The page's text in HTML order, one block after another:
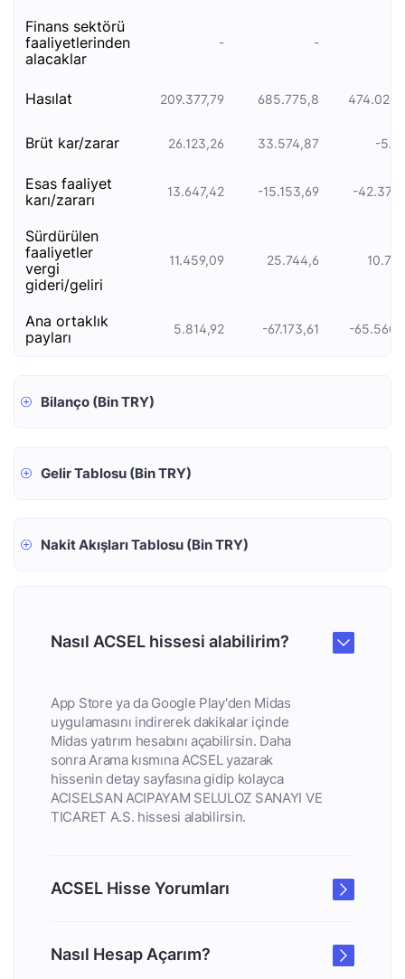
finans sektörü
faaliyetlerinden
alacaklar
- -
hasılat 209.377,79 685.775,8
brüt kar/zarar 26.123,26 33.574,87 -
esas faali̇yet
kari/zarari
13.647,42 -15.153,69 -
sürdürülen
faaliyetler
vergi
gideri/geliri
11.459,09 25.744,6
ana ortaklık
payları
5.814,92 -67.173,61 -
Bilanço (Bin TRY)
Gelir Tablosu (Bin TRY)
Nakit Akışları Tablosu (Bin TRY)
Nasıl ACSEL hissesi alabilirim?
App Store ya da Google Play'den Midas
uygulamasını indirerek dakikalar içinde
Midas yatırım hesabını açabilirsin. Daha
sonra Arama kısmına ACSEL yazarak
hissenin detay sayfasına gidip kolayca
ACISELSAN ACIPAYAM SELULOZ SANAYI VE
TICARET A.S. hissesi alabilirsin.
ACSEL Hisse Yorumları
Nasıl Hesap Açarım?